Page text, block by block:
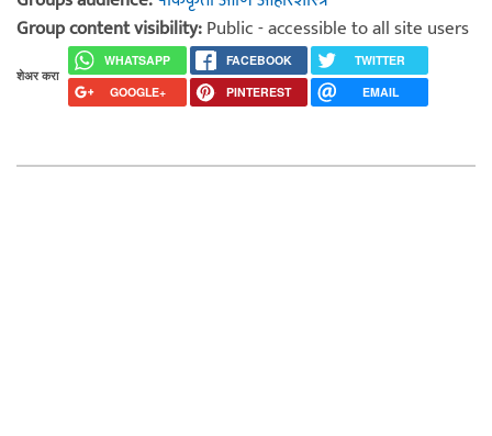
Group content visibility:Public - accessible to all site users
शेअर करा
WHATSAPP FACEBOOK
TWITTER
GOOGLE+
PINTEREST EMAIL